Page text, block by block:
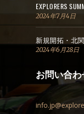
EXPLORERS
2024年7月4日
新規開拓・北
2024年6月28日
お問い合